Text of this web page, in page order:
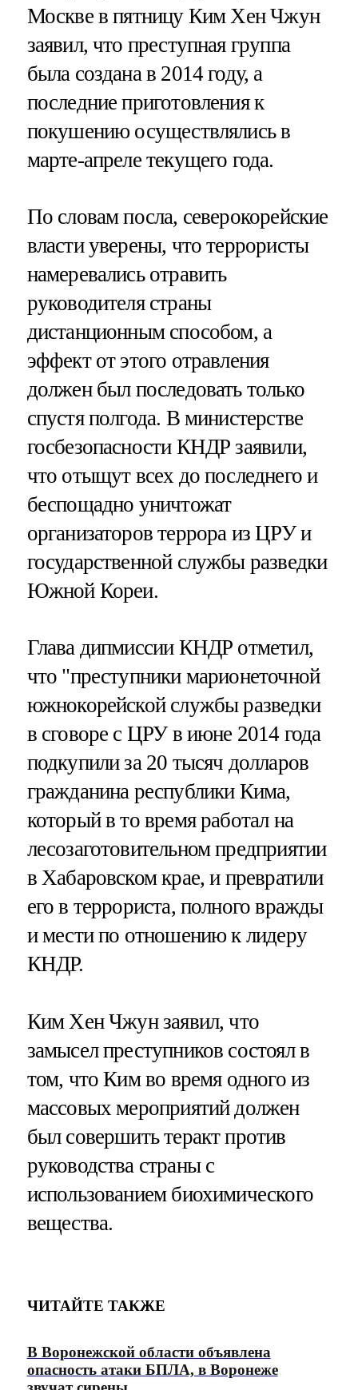
Москве в пятницу Ким Хен Чжун
заявил, что преступная группа
была создана в 2014 году, а
последние приготовления к
покушению осуществлялись в
марте-апреле текущего года.
По словам посла, северокорейские
власти уверены, что террористы
намеревались отравить
руководителя страны
дистанционным способом, а
эффект от этого отравления
должен был последовать только
спустя полгода. В министерстве
госбезопасности КНДР заявили,
что отыщут всех до последнего и
беспощадно уничтожат
организаторов террора из ЦРУ и
государственной службы разведки
Южной Кореи.
Глава дипмиссии КНДР отметил,
что "преступники марионеточной
южнокорейской службы разведки
в сговоре с ЦРУ в июне 2014 года
подкупили за 20 тысяч долларов
гражданина республики Кима,
который в то время работал на
лесозаготовительном предприятии
в Хабаровском крае, и превратили
его в террориста, полного вражды
и мести по отношению к лидеру
КНДР.
Ким Хен Чжун заявил, что
замысел преступников состоял в
том, что Ким во время одного из
массовых мероприятий должен
был совершить теракт против
руководства страны с
использованием биохимического
вещества.
ЧИТАЙТЕ ТАКЖЕ
В Воронежской области объявлена
опасность атаки БПЛА, в Воронеже